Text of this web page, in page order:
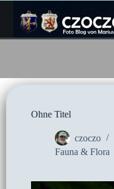
Inhalt
springen
Ohne Titel
czoczo
Fauna & Flora